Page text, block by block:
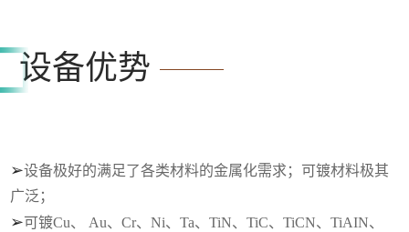
设备优势
➢设备极好的满足了各类材料的金属化需求；可镀材料极其
广泛；
➢可镀Cu、 Au、Cr、Ni、Ta、TiN、TiC、TiCN、TiAIN、